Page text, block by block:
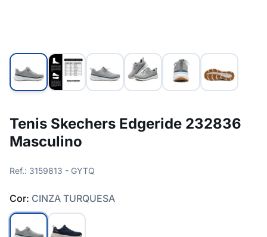
Tenis Skechers Edgeride 232836
Masculino
Ref.: 3159813 - GYTQ
Cor: CINZA TURQUESA